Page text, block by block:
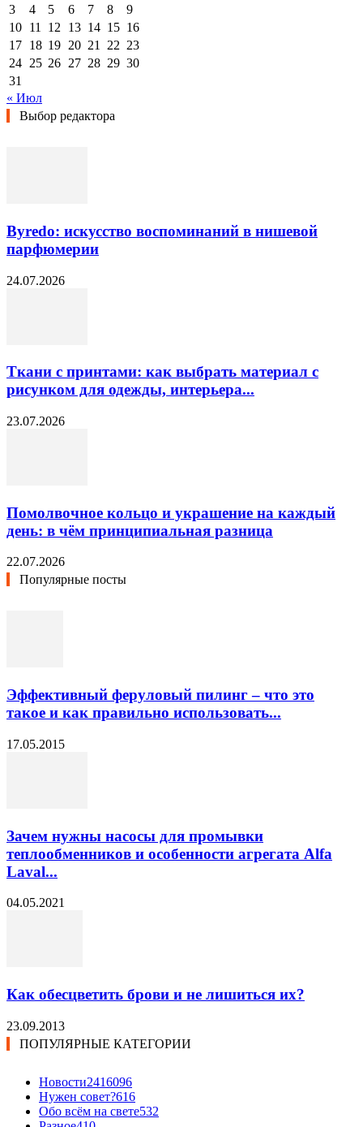
3
4 5 6 7 8
9
10 11 12 13 14 15 16
17 18 19 20 21 22 23
24 25 26 27 28 29 30
31
« Июл
Выбор редактора
Byredo: искусство воспоминаний в нишевой
парфюмерии
24.07.2026
Ткани с принтами: как выбрать материал с
рисунком для одежды, интерьера...
23.07.2026
Помолвочное кольцо и украшение на каждый
день: в чём принципиальная разница
22.07.2026
Популярные посты
Эффективный феруловый пилинг – что это
такое и как правильно использовать...
17.05.2015
Зачем нужны насосы для промывки
теплообменников и особенности агрегата Alfa
Laval...
04.05.2021
Как обесцветить брови и не лишиться их?
23.09.2013
ПОПУЛЯРНЫЕ КАТЕГОРИИ
Новости2416096
Нужен совет?616
Обо всём на свете532